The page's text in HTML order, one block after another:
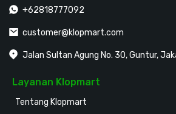
+62818777092
customer@klopmart.com
Jalan Sultan Agung No. 30, Guntur,
Layanan Klopmart
Tentang Klopmart